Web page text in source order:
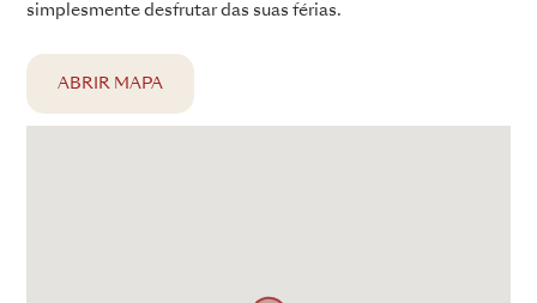
simplesmente desfrutar das suas férias.
ABRIR MAPA